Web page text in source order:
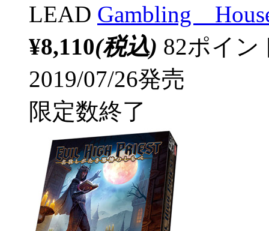
LEAD Gambling
¥8,110(税込) 82ポイ
2019/07/26発売
限定数終了